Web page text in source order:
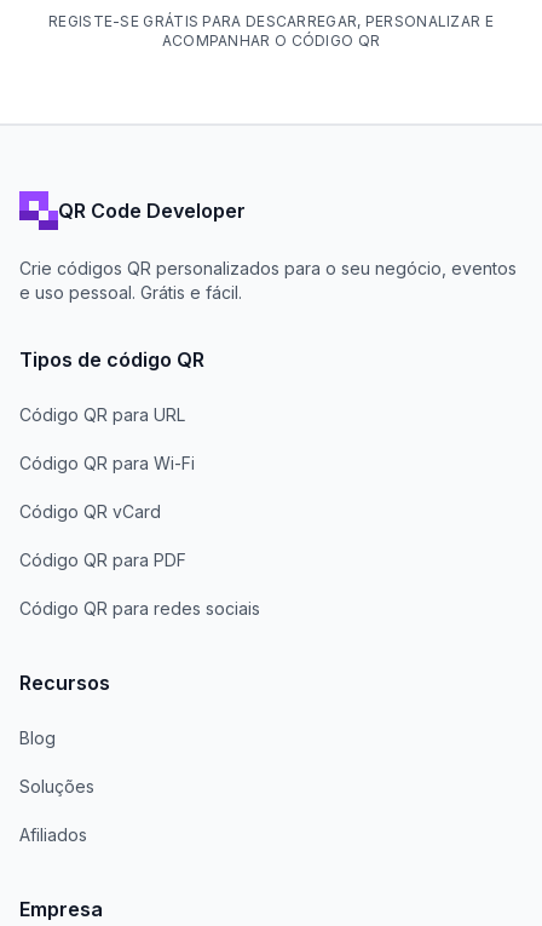
REGISTE-SE GRÁTIS PARA DESCARREGAR, PERSONALIZAR E
ACOMPANHAR O CÓDIGO QR
QR Code Developer
Crie códigos QR personalizados para o seu negócio, eventos
e uso pessoal. Grátis e fácil.
Tipos de código QR
Código QR para URL
Código QR para Wi-Fi
Código QR vCard
Código QR para PDF
Código QR para redes sociais
Recursos
Blog
Soluções
Afiliados
Empresa